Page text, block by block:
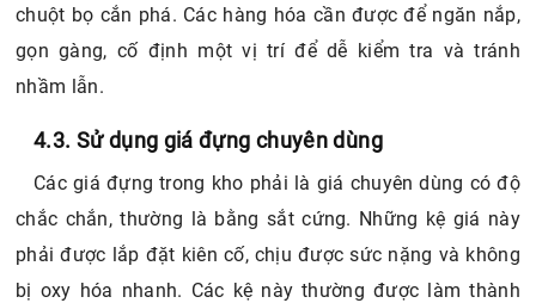
chuột bọ cắn phá. Các hàng hóa cần được để ngăn nắp,
gọn gàng, cố định một vị trí để dễ kiểm tra và tránh
nhầm lẫn.
4.3. Sử dụng giá đựng chuyên dùng
Các giá đựng trong kho phải là giá chuyên dùng có độ
chắc chắn, thường là bằng sắt cứng. Những kệ giá này
phải được lắp đặt kiên cố, chịu được sức nặng và không
bị oxy hóa nhanh. Các kệ này thường được làm thành